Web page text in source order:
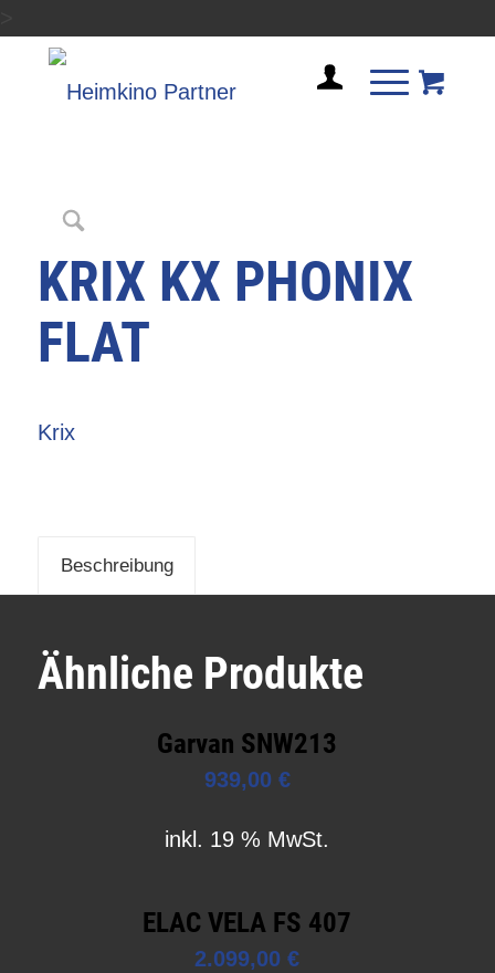
KRIX KX PHONIX
FLAT
Krix
Beschreibung
Ähnliche Produkte
Garvan SNW213
939,00 €
inkl. 19 % MwSt.
ELAC VELA FS 407
2.099,00€